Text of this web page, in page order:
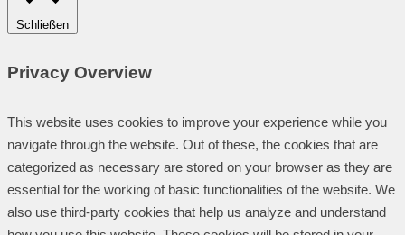
Schließen
Privacy Overview
This website uses cookies to improve your experience while you
navigate through the website. Out of these, the cookies that are
categorized as necessary are stored on your browser as they are
essential for the working of basic functionalities of the website. We
also use third-party cookies that help us analyze and understand